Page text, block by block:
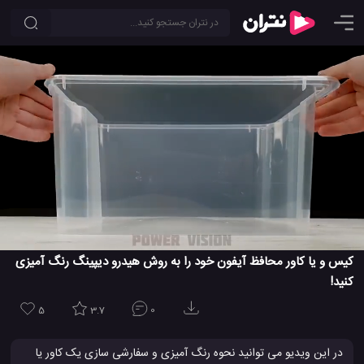
کیس و یا کاور محافظ آیفون خود را به روش هیدرو دیپینگ رنگ آمیزی
کنید!
5 3.7 0
در این ویدیو می توانید نحوه رنگ آمیزی و سفارشی سازی یک کاور یا